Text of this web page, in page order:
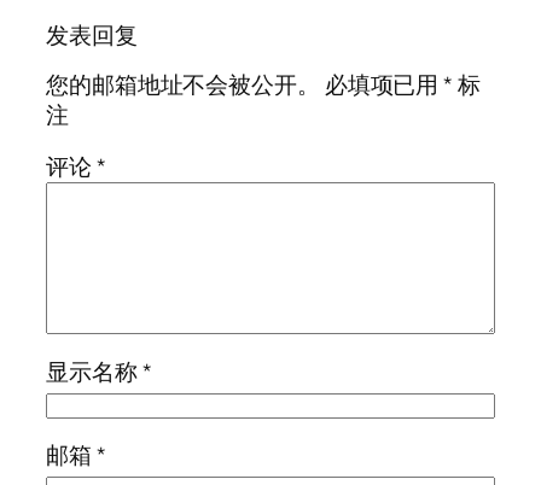
发表回复
您的邮箱地址不会被公开。
必填项已用*标
注
评论*
显示名称*
邮箱*